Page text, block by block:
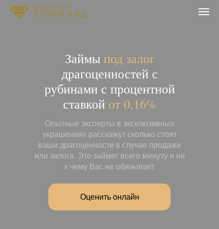
Опытные эксперты в эксклюзивных
украшениях расскажут сколько стоят
ваши драгоценности в случае продажи
или залога. Это займет всего минуту и ни
к чему Вас не обязывает
Оценить онлайн
Займы под залог
драгоценностей с
рубинами с процентной
ставкой от 0,16%